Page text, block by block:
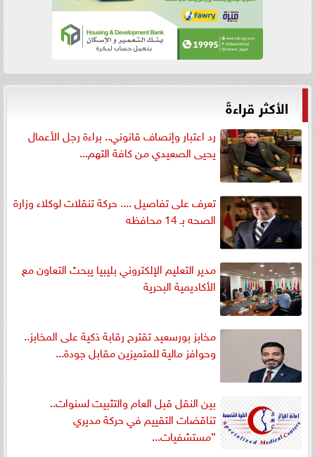
الأكثر قراءةً
رد اعتبار وإنصاف قانوني.. براءة رجل الأعمال
يحيى الصعيدي من كافة التهم...
تعرف على تفاصيل .... حركة تنقلات لوكلاء وزارة
الصحه بـ 14 محافظه
مدير التعليم الإلكتروني بليبيا يبحث التعاون مع
الأكاديمية البحرية
مخابز بورسعيد تقترح رقابة ذكية على المخابز..
وحوافز مالية للمتميزين مقابل جودة...
بين النقل قبل العام والتثبيت لسنوات..
تناقضات التقييم في حركة مديري
”مستشفيات...